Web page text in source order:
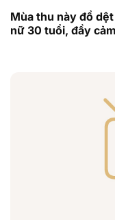
Mùa thu này đồ
nữ 30 tuổi, đầy